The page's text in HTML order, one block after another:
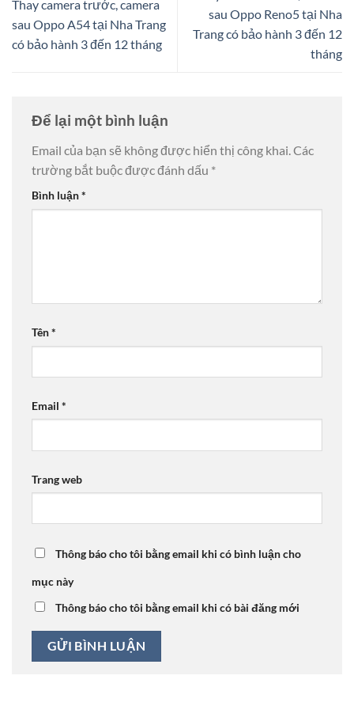
Thay camera trước, camera
sau Oppo A54 tại Nha Trang
có bảo hành 3 đến 12 tháng
sau Oppo Reno5 tại Nha
Trang có bảo hành 3 đến 12
tháng
Để lại một bình luận
Email của bạn sẽ không được hiển thị công khai.Các
trường bắt buộc được đánh dấu *
Bình luận*
Tên*
Email *
Trang web
Thông báo cho tôi bằng email khi có bình luận cho
mục này
Thông báo cho tôi bằng email khi có bài đăng mới